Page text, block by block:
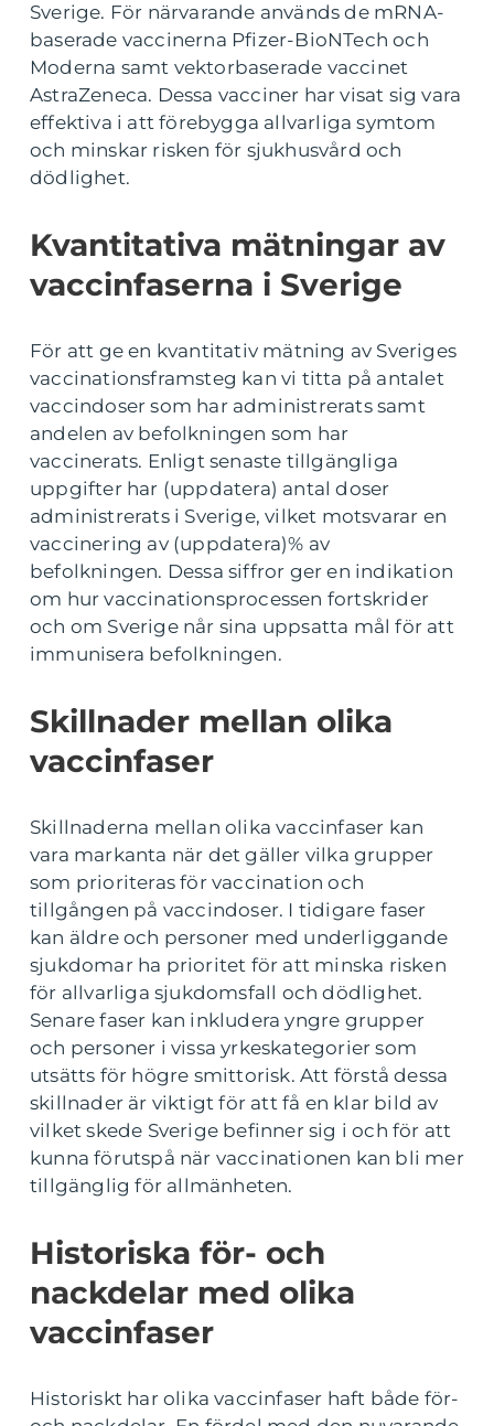
Sverige. För närvarande används de mRNA-
baserade vaccinerna Pfizer-BioNTech och
Moderna samt vektorbaserade vaccinet
AstraZeneca. Dessa vacciner har visat sig vara
effektiva i att förebygga allvarliga symtom
och minskar risken för sjukhusvård och
dödlighet.
Kvantitativa mätningar av
vaccinfaserna i Sverige
För att ge en kvantitativ mätning av Sveriges
vaccinationsframsteg kan vi titta på antalet
vaccindoser som har administrerats samt
andelen av befolkningen som har
vaccinerats. Enligt senaste tillgängliga
uppgifter har (uppdatera) antal doser
administrerats i Sverige, vilket motsvarar en
vaccinering av (uppdatera)% av
befolkningen. Dessa siffror ger en indikation
om hur vaccinationsprocessen fortskrider
och om Sverige når sina uppsatta mål för att
immunisera befolkningen.
Skillnader mellan olika
vaccinfaser
Skillnaderna mellan olika vaccinfaser kan
vara markanta när det gäller vilka grupper
som prioriteras för vaccination och
tillgången på vaccindoser. I tidigare faser
kan äldre och personer med underliggande
sjukdomar ha prioritet för att minska risken
för allvarliga sjukdomsfall och dödlighet.
Senare faser kan inkludera yngre grupper
och personer i vissa yrkeskategorier som
utsätts för högre smittorisk. Att förstå dessa
skillnader är viktigt för att få en klar bild av
vilket skede Sverige befinner sig i och för att
kunna förutspå när vaccinationen kan bli mer
tillgänglig för allmänheten.
Historiska för- och
nackdelar med olika
vaccinfaser
Historiskt har olika vaccinfaser haft både för-